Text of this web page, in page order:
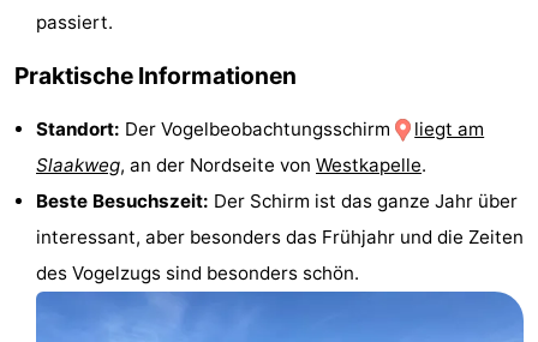
und
Veranstaltungen
Praktisch
passiert.
Praktische Informationen
Standort: Der Vogelbeobachtungsschirm
liegt am
Slaakweg, an der Nordseite von Westkapelle.
Beste Besuchszeit: Der Schirm ist das ganze Jahr über
interessant, aber besonders das Frühjahr und die Zeiten
des Vogelzugs sind besonders schön.